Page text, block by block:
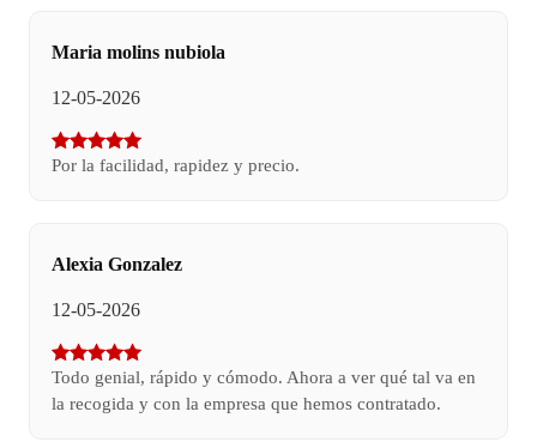
Maria molins nubiola
12-05-2026
Por la facilidad, rapidez y precio.
Alexia Gonzalez
12-05-2026
Todo genial, rápido y cómodo. Ahora a ver qué tal va en
la recogida y con la empresa que hemos contratado.